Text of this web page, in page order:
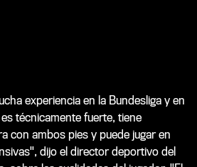
experiencia en la Bundesliga y en
técnicamente fuerte, tiene
con ambos pies y puede jugar en
dijo el director deportivo del